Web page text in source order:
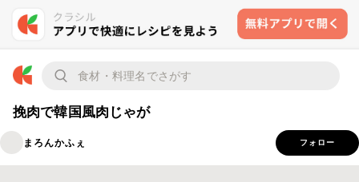
挽肉で韓国風肉じゃが
まろんかふぇ フォロー